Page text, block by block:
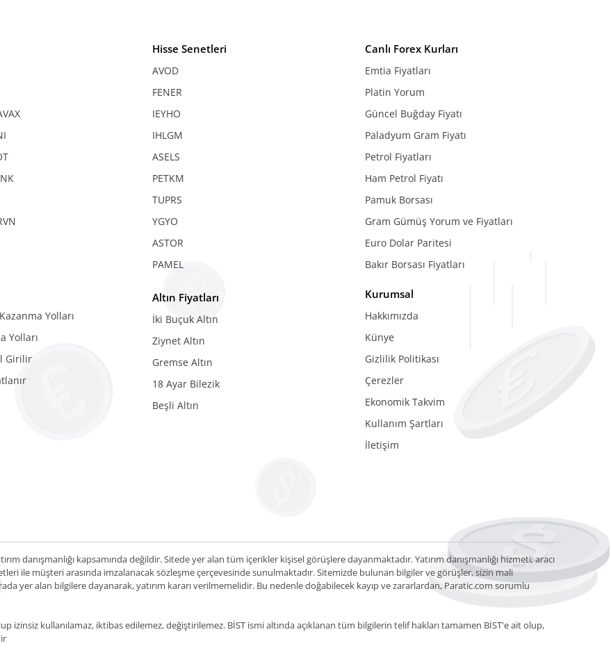
Hisse Senetleri
AVOD
FENER
IEYHO
IHLGM
ASELS
PETKM
TUPRS
YGYO
ASTOR
PAMEL
Canlı Forex Kurları
Emtia Fiyatları
Platin Yorum
Güncel Buğday Fiyatı
Paladyum Gram Fiyatı
Petrol Fiyatları
Ham Petrol Fiyatı
Pamuk Borsası
Gram Gümüş Yorum ve Fiyatları
Euro Dolar Paritesi
Bakır Borsası Fiyatları
Yolları
Yolları
Girilir
Altın Fiyatları
İki Buçuk Altın
Ziynet Altın
Gremse Altın
18 Ayar Bilezik
Beşli Altın
Kurumsal
Hakkımızda
Künye
Gizlilik Politikası
Çerezler
Ekonomik Takvim
Kullanım Şartları
İletişim
danışmanlığı kapsamında değildir. Sitede yer alan tüm içerikler kişisel görüşlere dayanmaktadır. Yatırım danışmanlığı hizmeti; aracı
ile müşteri arasında imzalanacak sözleşme çerçevesinde sunulmaktadır. Sitemizde bulunan bilgiler ve görüşler, sizin mali
yer alan bilgilere dayanarak, yatırım kararı verilmemelidir. Bu nedenle doğabilecek kayıp ve zararlardan, Paratic.com sorumlu
izinsiz kullanılamaz, iktibas edilemez, değiştirilemez. BİST ismi altında açıklanan tüm bilgilerin telif hakları tamamen BİST'e ait olup,